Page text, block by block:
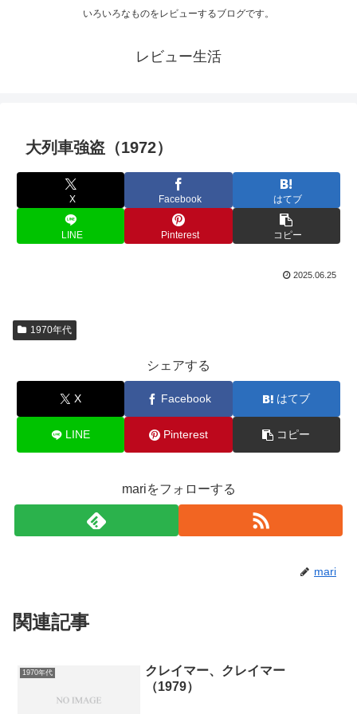
いろいろなものをレビューするブログです。
レビュー生活
大列車強盗（1972）
X Facebook はてブ
LINE Pinterest コピー
2025.06.25
1970年代
シェアする
X Facebook はてブ
LINE Pinterest コピー
mariをフォローする
mari
関連記事
1970年代
クレイマー、クレイマー
（1979）